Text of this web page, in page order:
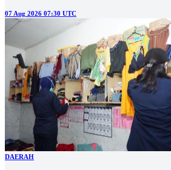
07 Aug 2026 07:30 UTC
DAERAH